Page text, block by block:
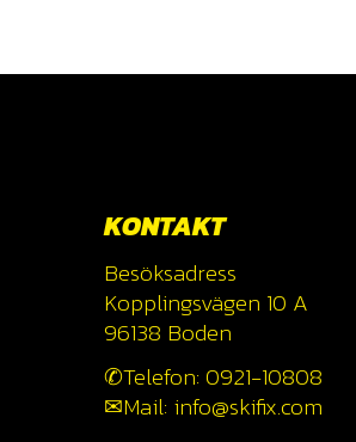
KONTAKT
Besöksadress
Kopplingsvägen 10 A
96138 Boden
✆Telefon: 0921-10808
✉Mail: info@skifix.com